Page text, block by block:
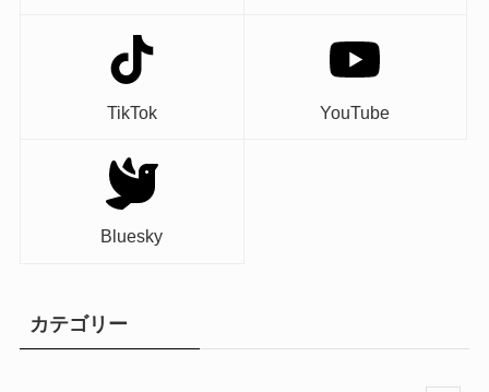
TikTok YouTube
Bluesky
カテゴリー